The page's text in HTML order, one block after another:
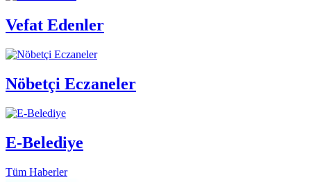
Vefat Edenler
Nöbetçi Eczaneler
E-Belediye
Tüm Haberler